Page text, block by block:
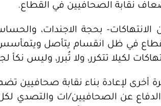
نقابة الصحافيين في القطاع.
بحجة الاجندات،
في ظل انقسام يتأصل ويتمأسس
لكيلا تتكرر، ولا تُبرر، وليس نكأ
أخرى لإعادة بناء نقابة صحافيين
الدفاع عن الصحافيين/ات والتصدي